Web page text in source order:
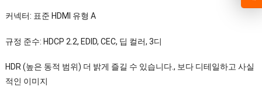
커넥터: 표준 HDMI 유형 A
규정 준수: HDCP 2.2, EDID, CEC, 딥 컬러, 3디
HDR (높은 동적 범위) 더 밝게 즐길 수 있습니다., 보다 디테일하고 사실
적인 이미지